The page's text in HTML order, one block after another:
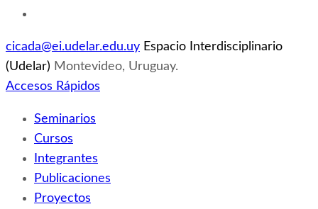
cicada@ei.udelar.edu.uy Espacio Interdisciplinario
(Udelar) Montevideo, Uruguay.
Accesos Rápidos
Seminarios
Cursos
Integrantes
Publicaciones
Proyectos